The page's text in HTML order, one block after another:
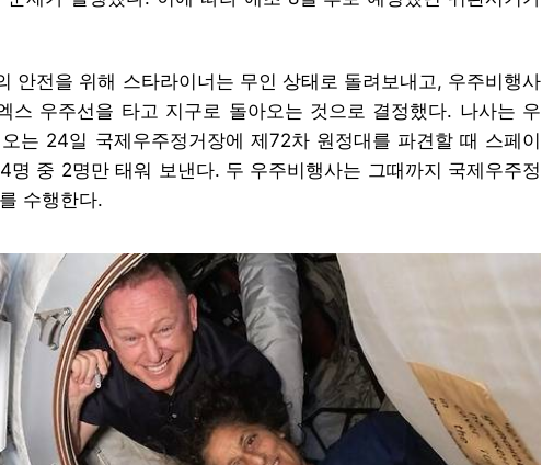
안전을 위해 스타라이너는 무인 상태로 돌려보내고, 우주비행사
스 우주선을 타고 지구로 돌아오는 것으로 결정했다. 나사는 우
는 24일 국제우주정거장에 제72차 원정대를 파견할 때 스페이
명 중 2명만 태워 보낸다. 두 우주비행사는 그때까지 국제우주정
수행한다.